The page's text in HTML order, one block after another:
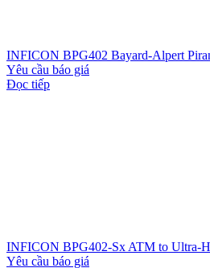
INFICON BPG402 Bayard-Alpert
Yêu cầu báo giá
Đọc tiếp
INFICON BPG402-Sx ATM to Ultra-
Yêu cầu báo giá